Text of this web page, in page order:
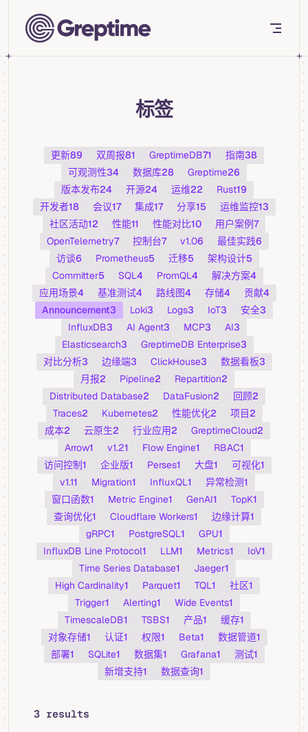
Skip to content
标签
更新89 双周报81 GreptimeDB71 指南38
可观测性34 数据库28 Greptime26
版本发布24 开源24 运维22 Rust19
开发者18 会议17 集成17 分享15 运维监控13
社区活动12 性能11 性能对比10 用户案例7
OpenTelemetry7 控制台7 v1.06 最佳实践6
访谈6 Prometheus5 迁移5 架构设计5
Committer5 SQL4 PromQL4 解决方案4
应用场景4 基准测试4 路线图4 存储4 贡献4
Announcement3 Loki3 Logs3 IoT3 安全3
InfluxDB3 AI Agent3 MCP3 AI3
Elasticsearch3 GreptimeDB Enterprise3
对比分析3 边缘端3 ClickHouse3 数据看板3
月报2 Pipeline2 Repartition2
Distributed Database2 DataFusion2 回顾2
Traces2 Kubernetes2 性能优化2 项目2
成本2 云原生2 行业应用2 GreptimeCloud2
Arrow1 v1.21 Flow Engine1 RBAC1
访问控制1 企业版1 Perses1 大盘1 可视化1
v1.11 Migration1 InfluxQL1 异常检测1
窗口函数1 Metric Engine1 GenAI1 TopK1
查询优化1 Cloudflare Workers1 边缘计算1
gRPC1 PostgreSQL1 GPU1
InfluxDB Line Protocol1 LLM1 Metrics1 IoV1
Time Series Database1 Jaeger1
High Cardinality1 Parquet1 TQL1 社区1
Trigger1 Alerting1 Wide Events1
TimescaleDB1 TSBS1 产品1 缓存1
对象存储1 认证1 权限1 Beta1 数据管道1
部署1 SQLite1 数据集1 Grafana1 测试1
新增支持1 数据查询1
3 results